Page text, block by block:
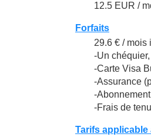
12.5 EUR /
Forfaits
29.6 € / mois
-Un chéquier,
-Carte Visa
-Assurance
-
-Frais de
Tarifs applicable